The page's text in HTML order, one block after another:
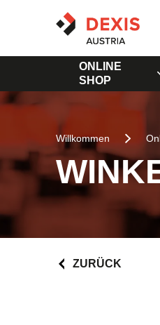
ONLINE
SHOP
Willkommen
ZURÜCK